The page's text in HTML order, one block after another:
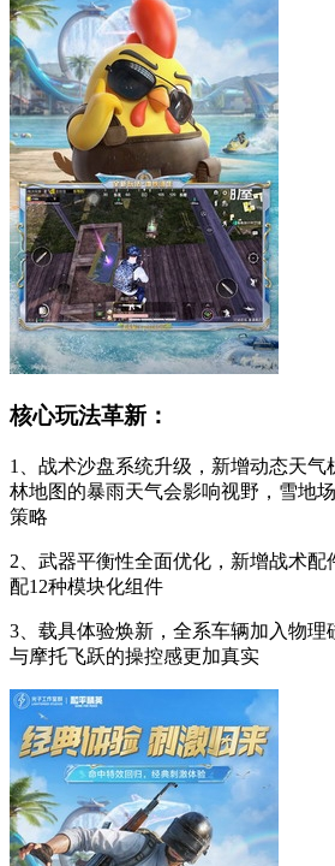
核心玩法革新：
1、战术沙盘系统升级，新增动态天
林地图的暴雨天气会影响视野，雪地
策略
2、武器平衡性全面优化，新增战术配
配12种模块化组件
3、载具体验焕新，全系车辆加入物理
与摩托飞跃的操控感更加真实